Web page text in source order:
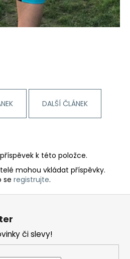
DALŠÍ ČLÁNEK
k této položce.
mohou vkládat příspěvky.
se registrujte.
či slevy!